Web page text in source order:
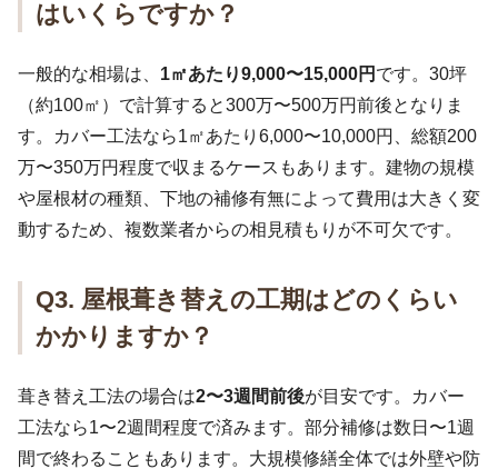
はいくらですか？
一般的な相場は、 1㎡あたり9,000〜15,000円 です。30坪
（約100㎡）で計算すると300万〜500万円前後となりま
す。カバー工法なら1㎡あたり6,000〜10,000円、総額200
万〜350万円程度で収まるケースもあります。建物の規模
や屋根材の種類、下地の補修有無によって費用は大きく変
動するため、複数業者からの相見積もりが不可欠です。
Q3. 屋根葺き替えの工期はどのくらい
かかりますか？
葺き替え工法の場合は2〜3週間前後が目安です。カバー
工法なら1〜2週間程度で済みます。部分補修は数日〜1週
間で終わることもあります。大規模修繕全体では外壁や防